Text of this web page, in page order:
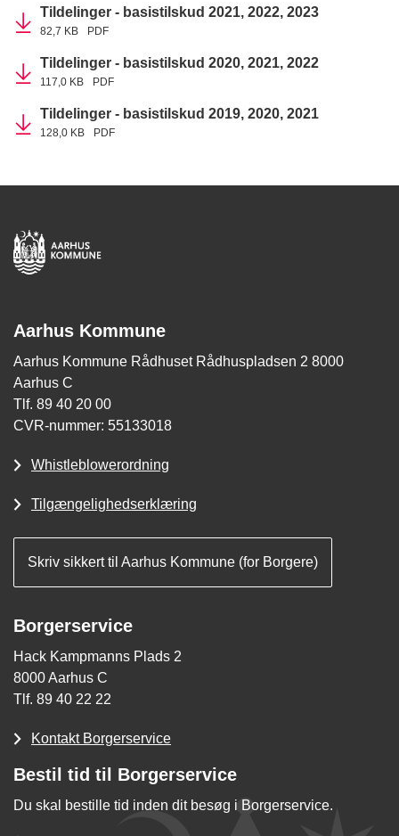
Tildelinger - basistilskud 2021, 2022, 2023
82,7 KB PDF
Tildelinger - basistilskud 2020, 2021, 2022
117,0 KB PDF
Tildelinger - basistilskud 2019, 2020, 2021
128,0 KB PDF
Aarhus Kommune
Aarhus Kommune Rådhuset Rådhuspladsen 2 8000
Aarhus C
Tlf. 89 40 20 00
CVR-nummer: 55133018
Whistleblowerordning
Tilgængelighedserklæring
Skriv sikkert til Aarhus Kommune (for Borgere)
Borgerservice
Hack Kampmanns Plads 2
8000 Aarhus C
Tlf. 89 40 22 22
Kontakt Borgerservice
Bestil tid til Borgerservice
Du skal bestille tid inden dit besøg i Borgerservice.